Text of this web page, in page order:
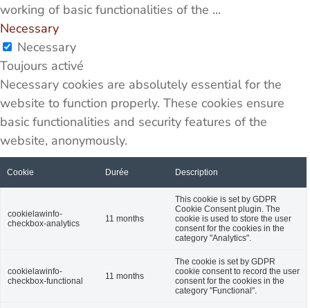
working of basic functionalities of the ...
Necessary
Necessary
Toujours activé
Necessary cookies are absolutely essential for the
website to function properly. These cookies ensure
basic functionalities and security features of the
website, anonymously.
Cookie Durée Description
cookielawinfo-
checkbox-analytics
11 months
This cookie is set by GDPR
Cookie Consent plugin. The
cookie is used to store the user
consent for the cookies in the
category "Analytics".
cookielawinfo-
checkbox-functional
11 months
The cookie is set by GDPR
cookie consent to record the user
consent for the cookies in the
category "Functional".